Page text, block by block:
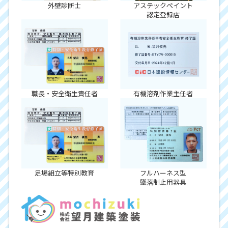
外壁診断士
アステックペイント
認定登録店
職長・安全衛生責任者 有機溶剤作業主任者
足場組立等特別教育
フルハーネス型
墜落制止用器具